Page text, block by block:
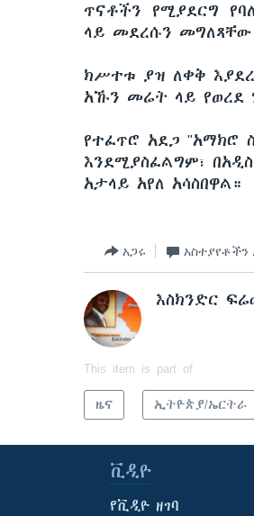
ጥናቶችን የሚያደርግ
ላይ መደረሱን
ክሥተቱ ያዝ ለቀቅ
አኹን መሬት ላይ የወረደ
የተፈጥሮ አደጋ "አማክሮ
እንደሚያስፈልግም፣
አታላይ አየለ አሳስበዋል።
አጋሩ አስተያየቶችን
እስክንድር
This item is part of
ዜና ኢትዮጵያ/ኤርትራ
ቪዲዮ
የቪዲዮ ዘገባ